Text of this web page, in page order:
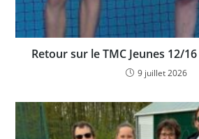
Retour sur le TMC Jeunes 12/
9 juillet 2026